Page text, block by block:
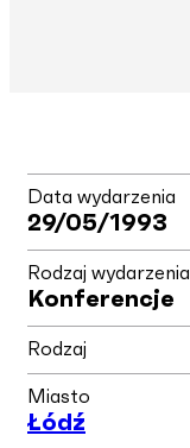
Data wydarzenia
29/05/1993
Rodzaj wydarzenia
Konferencje
Rodzaj
Miasto
Łódź